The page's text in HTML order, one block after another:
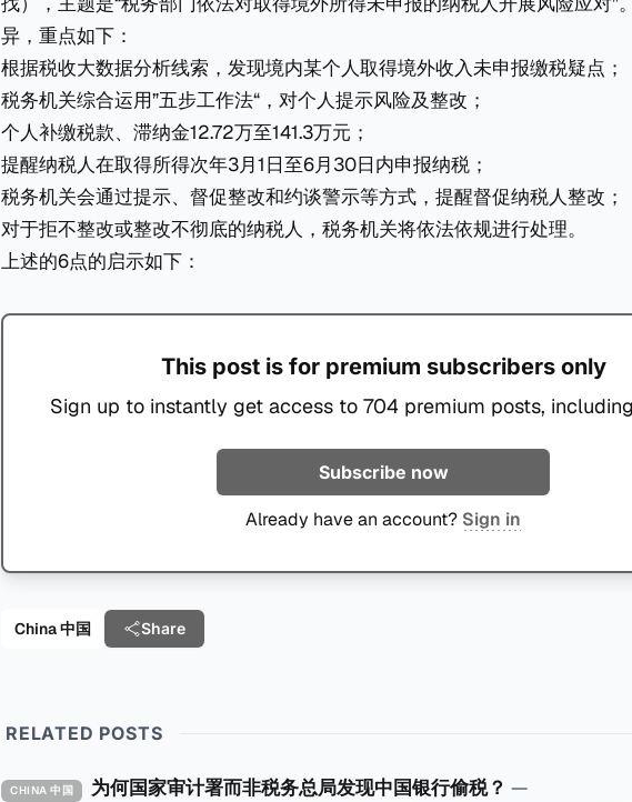
异，重点如下：
根据税收大数据分析线索，发现境内某个人取得境外收入未申报缴税疑点；
税务机关综合运用”五步工作法“，对个人提示风险及整改；
个人补缴税款、滞纳金12.72万至141.3万元；
提醒纳税人在取得所得次年3月1日至6月30日内申报纳税；
税务机关会通过提示、督促整改和约谈警示等方式，提醒督促纳税人整改；
对于拒不整改或整改不彻底的纳税人，税务机关将依法依规进行处理。
上述的6点的启示如下：
This post is for premium subscribers only
Sign up to instantly get access to 704 premium posts,
Subscribe now
Already have an account? Sign in
China 中国 Share
RELATED POSTS
CHINA 中国 为何国家审计署而非税务总局发现中国银行偷税？ —